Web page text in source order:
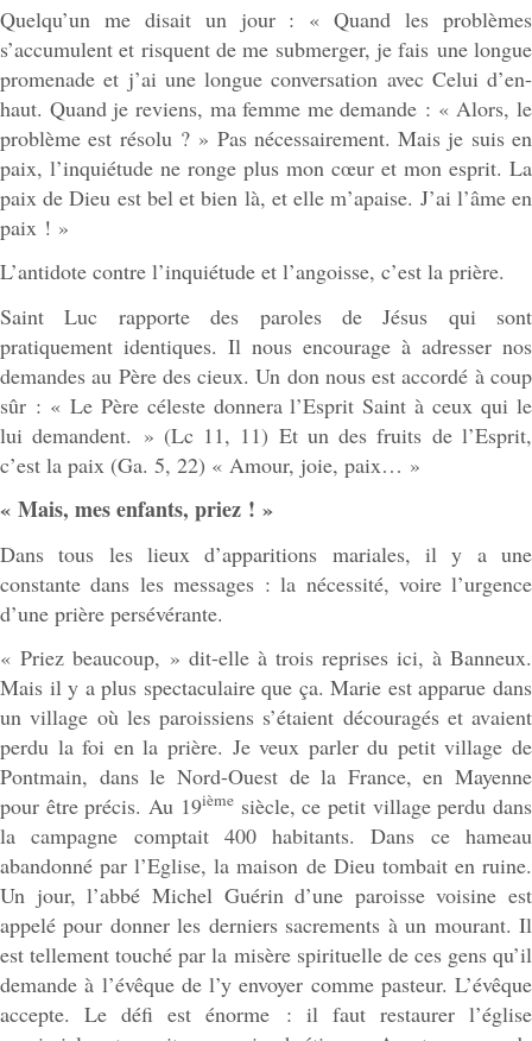
Quelqu’un me disait un jour : « Quand les problèmes
s’accumulent et risquent de me submerger, je fais une longue
promenade et j’ai une longue conversation avec Celui d’en-
haut. Quand je reviens, ma femme me demande : « Alors, le
problème est résolu ? » Pas nécessairement. Mais je suis en
paix, l’inquiétude ne ronge plus mon cœur et mon esprit. La
paix de Dieu est bel et bien là, et elle m’apaise. J’ai l’âme en
paix ! »
L’antidote contre l’inquiétude et l’angoisse, c’est la prière.
Saint Luc rapporte des paroles de Jésus qui sont
pratiquement identiques. Il nous encourage à adresser nos
demandes au Père des cieux. Un don nous est accordé à coup
sûr : « Le Père céleste donnera l’Esprit Saint à ceux qui le
lui demandent. » (Lc 11, 11) Et un des fruits de l’Esprit,
c’est la paix (Ga. 5, 22) « Amour, joie, paix… »
« Mais, mes enfants, priez ! »
Dans tous les lieux d’apparitions mariales, il y a une
constante dans les messages : la nécessité, voire l’urgence
d’une prière persévérante.
« Priez beaucoup, » dit-elle à trois reprises ici, à Banneux.
Mais il y a plus spectaculaire que ça. Marie est apparue dans
un village où les paroissiens s’étaient découragés et avaient
perdu la foi en la prière. Je veux parler du petit village de
Pontmain, dans le Nord-Ouest de la France, en Mayenne
pour être précis. Au 19ièmesiècle, ce petit village perdu dans
la campagne comptait 400 habitants. Dans ce hameau
abandonné par l’Eglise, la maison de Dieu tombait en ruine.
Un jour, l’abbé Michel Guérin d’une paroisse voisine est
appelé pour donner les derniers sacrements à un mourant. Il
est tellement touché par la misère spirituelle de ces gens qu’il
demande à l’évêque de l’y envoyer comme pasteur. L’évêque
accepte. Le défi est énorme : il faut restaurer l’église